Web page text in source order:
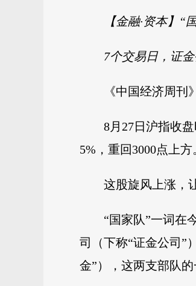
【金融·资本】
7个交易日，证
《中国经济周
8月27日沪指收
5%，重回3000点上
这股旋风上涨，
“国家队”一词在
司（下称“证金公司”
金”），这两支部队